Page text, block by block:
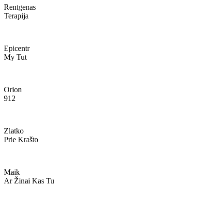
Rentgenas
Terapija
Epicentr
My Tut
Orion
912
Zlatko
Prie Krašto
Maik
Ar Žinai Kas Tu